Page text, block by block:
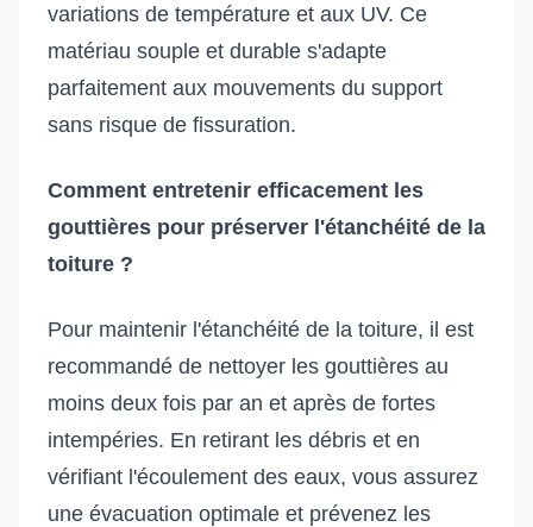
variations de température et aux UV. Ce
matériau souple et durable s'adapte
parfaitement aux mouvements du support
sans risque de fissuration.
Comment entretenir efficacement les
gouttières pour préserver l'étanchéité de la
toiture ?
Pour maintenir l'étanchéité de la toiture, il est
recommandé de nettoyer les gouttières au
moins deux fois par an et après de fortes
intempéries. En retirant les débris et en
vérifiant l'écoulement des eaux, vous assurez
une évacuation optimale et prévenez les